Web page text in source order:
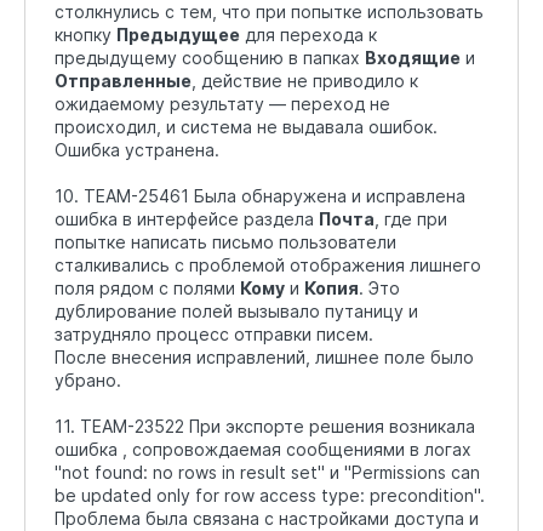
столкнулись с тем, что при попытке использовать
кнопку Предыдущее для перехода к
предыдущему сообщению в папках Входящие и
Отправленные , действие не приводило к
ожидаемому результату — переход не
происходил, и система не выдавала ошибок.
Ошибка устранена.
10. TEAM-25461 Была обнаружена и исправлена
ошибка в интерфейсе раздела Почта , где при
попытке написать письмо пользователи
сталкивались с проблемой отображения лишнего
поля рядом с полями Кому и Копия. Это
дублирование полей вызывало путаницу и
затрудняло процесс отправки писем.
После внесения исправлений, лишнее поле было
убрано.
11. TEAM-23522 При экспорте решения возникала
ошибка , сопровождаемая сообщениями в логах
"not found: no rows in result set" и "Permissions can
be updated only for row access type: precondition".
Проблема была связана с настройками доступа и